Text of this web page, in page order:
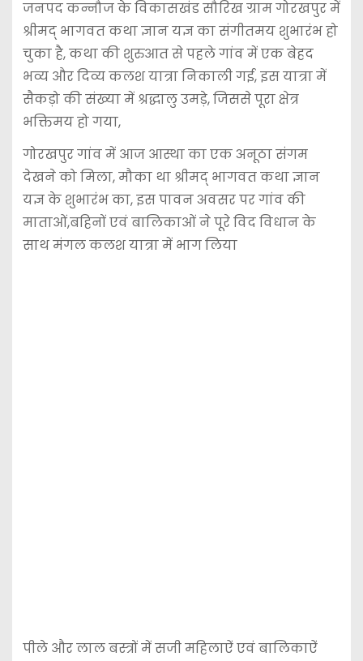
जनपद कन्नौज के विकासखंड सौरिख ग्राम गोरखपुर में
श्रीमद् भागवत कथा ज्ञान यज्ञ का संगीतमय शुभारंभ हो
चुका है, कथा की शुरुआत से पहले गांव में एक बेहद
भव्य और दिव्य कलश यात्रा निकाली गई, इस यात्रा में
सैकड़ो की संख्या में श्रद्धालु उमड़े, जिससे पूरा क्षेत्र
भक्तिमय हो गया,
गोरखपुर गांव में आज आस्था का एक अनूठा संगम
देखने को मिला, मौका था श्रीमद् भागवत कथा ज्ञान
यज्ञ के शुभारंभ का, इस पावन अवसर पर गांव की
माताओं,बहिनों एवं बालिकाओं ने पूरे विद विधान के
साथ मंगल कलश यात्रा में भाग लिया
पीले और लाल बस्त्रों में सजी महिलाऐं एवं बालिकाऐं